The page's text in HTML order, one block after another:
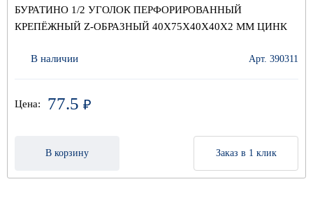
БУРАТИНО 1/2 УГОЛОК ПЕРФОРИРОВАННЫЙ
КРЕПЁЖНЫЙ Z-ОБРАЗНЫЙ 40Х75Х40Х40Х2 ММ ЦИНК
В наличии Арт. 390311
Цена: 77.5 ₽
В корзину Заказ в 1 клик